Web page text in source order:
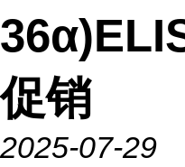
促销
2025-07-29